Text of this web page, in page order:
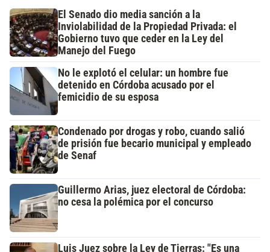
El Senado dio media sanción a la
Inviolabilidad de la Propiedad Privada: el
Gobierno tuvo que ceder en la Ley del
Manejo del Fuego
No le explotó el celular: un hombre fue
detenido en Córdoba acusado por el
femicidio de su esposa
Condenado por drogas y robo, cuando salió
de prisión fue becario municipal y empleado
de Senaf
Guillermo Arias, juez electoral de Córdoba:
no cesa la polémica por el concurso
Luis Juez sobre la Ley de Tierras: "Es una